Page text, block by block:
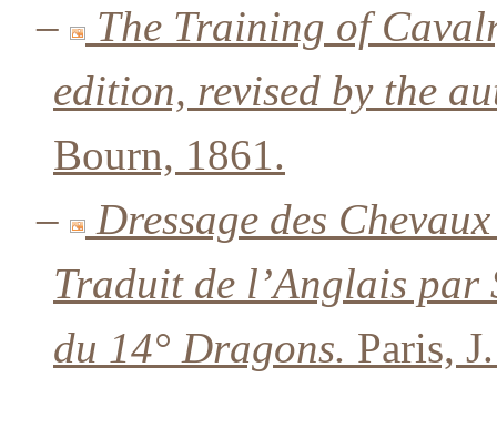
–
The Training of
edition, revised by the
Bourn, 1861.
–
Dressage des
Traduit de l’Anglais par
du 14° Dragons. Paris,